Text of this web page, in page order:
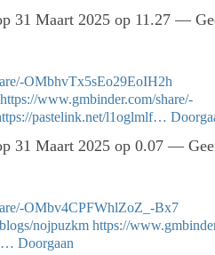
31 Maart 2025 op 11.27 —
OMbhvTx5sEo29EoIH2h
https://www.gmbinder.com/share/-
pastelink.net/l1oglmlf…
31 Maart 2025 op 0.07 —
OMbv4CPFWhlZoZ_-Bx7
nojpuzkm https://
Doorgaan